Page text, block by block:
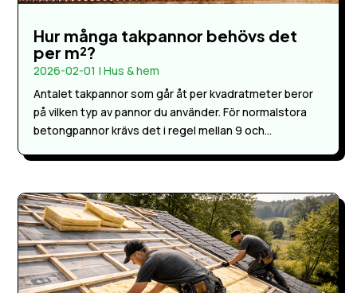
Hur många takpannor behövs det
per m²?
2026-02-01 |Hus & hem
Antalet takpannor som går åt per kvadratmeter beror
på vilken typ av pannor du använder. För normalstora
betongpannor krävs det i regel mellan 9 och...